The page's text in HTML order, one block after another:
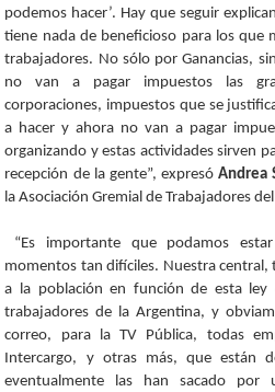
podemos hacer’. Hay que seguir
tiene nada de beneficioso para los que
trabajadores. No sólo por Ganancias,
no van a pagar impuestos las
corporaciones, impuestos que se
a hacer y ahora no van a pagar
organizando y estas actividades sirven
recepción de la gente”, expresó Andrea
la Asociación Gremial de Trabajadores
“Es importante que podamos
momentos tan difíciles. Nuestra central,
a la población en función de esta
trabajadores de la Argentina, y
correo, para la TV Pública, todas
Intercargo, y otras más, que están
eventualmente las han sacado por